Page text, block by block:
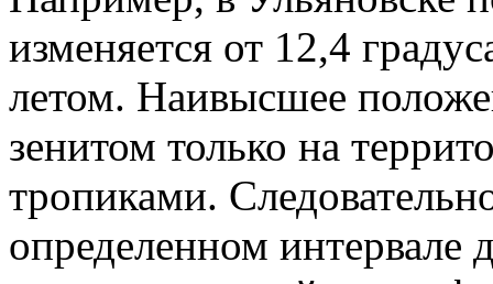
изменяется от 12,4
летом. Наивысшее
зенитом только на
тропиками.
определенном интервале